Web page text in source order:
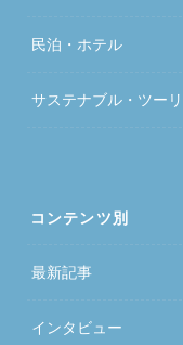
民泊・ホテル
サステナブル・ツー
コンテンツ別
最新記事
インタビュー